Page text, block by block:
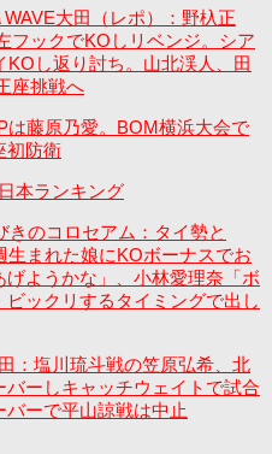
大田（レポ）：野杁正
フックでKOしリベンジ。シア
し返り討ち。山北渓人、田
座挑戦へ
は藤原乃愛。BOM横浜大会で
初防衛
本ランキング
きのコロセアム：タイ勢と
生まれた娘にKOボーナスでお
ようかな」、小林愛理奈「ボ
ックリするタイミングで出し
：塩川琉斗戦の笠原弘希、北
ーしキャッチウェイトで試合
ーで平山諒戦は中止